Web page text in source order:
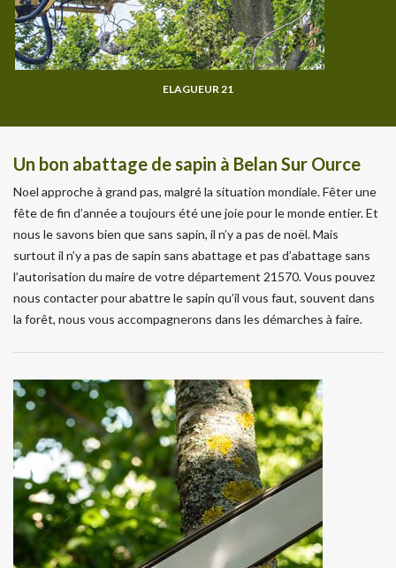
ELAGUEUR 21
Un bon abattage de sapin à Belan Sur Ource
Noel approche à grand pas, malgré la situation mondiale. Fêter une
fête de fin d’année a toujours été une joie pour le monde entier. Et
nous le savons bien que sans sapin, il n’y a pas de noël. Mais
surtout il n’y a pas de sapin sans abattage et pas d’abattage sans
l’autorisation du maire de votre département 21570. Vous pouvez
nous contacter pour abattre le sapin qu’il vous faut, souvent dans
la forêt, nous vous accompagnerons dans les démarches à faire.